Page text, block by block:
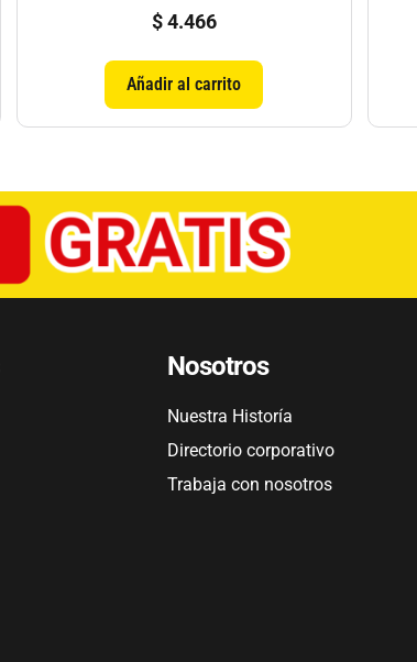
$4.466
Añadir al carrito
Nosotros
Nuestra Historía
Directorio corporativo
Trabaja con nosotros